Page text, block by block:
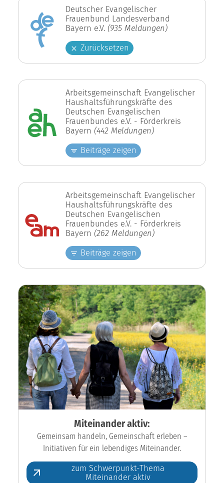
Deutscher Evangelischer
Frauenbund Landesverband
Bayern e.V. (935 Meldungen)
Zurücksetzen
Arbeitsgemeinschaft Evangelischer
Haushaltsführungskräfte des
Deutschen Evangelischen
Frauenbundes e.V. - Förderkreis
Bayern (442 Meldungen)
Beiträge zeigen
Arbeitsgemeinschaft Evangelischer
Haushaltsführungskräfte des
Deutschen Evangelischen
Frauenbundes e.V. - Förderkreis
Bayern (262 Meldungen)
Beiträge zeigen
Miteinander aktiv:
Gemeinsam handeln, Gemeinschaft erleben –
Initiativen für ein lebendiges Miteinander.
zum Schwerpunkt-Thema
Miteinander aktiv